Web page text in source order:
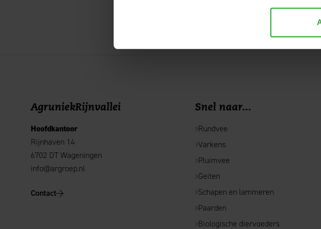
AgruniekRijnvallei
Hoofdkantoor
Rijnhaven 14
6702 DT Wageningen
info@argroep.nl
Contact
Snel naar...
Rundvee
Varkens
Pluimvee
Geiten
Schapen en lammeren
Paarden
Biologische diervoeders